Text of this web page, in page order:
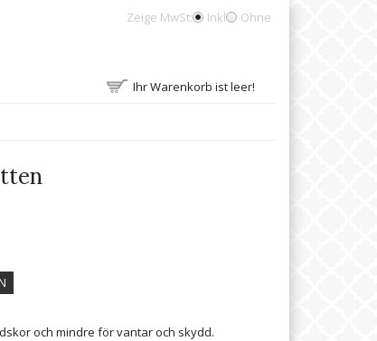
Zeige MwSt: Inkl Ohne
Ihr Warenkorb ist leer!
och mindre för vantar och skydd.